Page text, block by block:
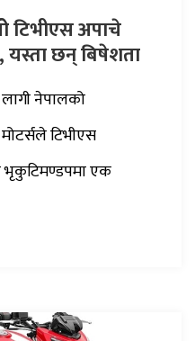
टिभीएस अपाचे
छन् बिषेशता
नेपालको
टिभीएस
एक